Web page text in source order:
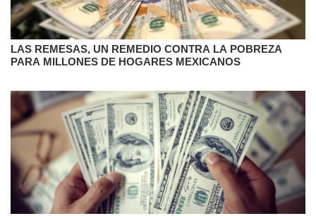
LAS REMESAS, UN REMEDIO CONTRA LA POBREZA
PARA MILLONES DE HOGARES MEXICANOS